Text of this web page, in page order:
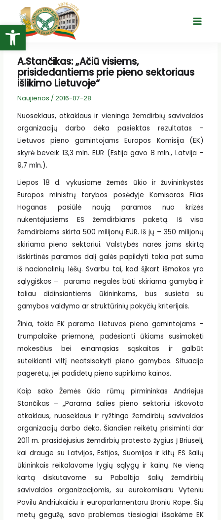
Open toolbar
turinio
Main
A.Stančikas: „Ačiū visiems,
prisidedantiems prie pieno sektoriaus
išlikimo Lietuvoje“
Naujienos / 2016-07-28
Nuoseklaus, atkaklaus ir vieningo žemdirbių savivaldos
organizacijų darbo dėka pasiektas rezultatas –
Lietuvos pieno gamintojams Europos Komisija (EK)
skyrė beveik 13,3 mln. EUR (Estija gavo 8 mln., Latvija –
9,7 mln.).
Liepos 18 d. vykusiame žemės ūkio ir žuvininkystės
Europos ministrų tarybos posėdyje Komisaras Filas
Hoganas pasiūlė naują paramos nuo krizės
nukentėjusiems ES žemdirbiams paketą. Iš viso
žemdirbiams skirta 500 milijonų EUR. Iš jų – 350 milijonų
skiriama pieno sektoriui. Valstybės narės joms skirtą
išskirtinės paramos dalį galės papildyti tokia pat suma
iš nacionalinių lėšų. Svarbu tai, kad šįkart išmokos yra
sąlygiškos – parama negalės būti skiriama gamybą ir
toliau didinsiantiems ūkininkams, bus susieta su
gamybos valdymo ar struktūrinių pokyčių kriterijais.
Žinia, tokia EK parama Lietuvos pieno gamintojams –
trumpalaikė priemonė, padėsianti ūkiams susimokėti
mokesčius bei einamąsias sąskaitas ir galbūt
suteikianti viltį neatsisakyti pieno gamybos. Situacija
pagerėtų, jei padidėtų pieno supirkimo kainos.
Kaip sako Žemės ūkio rūmų pirmininkas Andriejus
Stančikas – „Parama šalies pieno sektoriui iškovota
atkaklaus, nuoseklaus ir ryžtingo žemdirbių savivaldos
organizacijų darbo dėka. Šiandien reikėtų prisiminti dar
2011 m. prasidėjusius žemdirbių protesto žygius į Briuselį,
kai drauge su Latvijos, Estijos, Suomijos ir kitų ES šalių
ūkininkais reikalavome lygių sąlygų ir kainų. Ne vieną
kartą diskutavome su Pabaltijo šalių žemdirbių
savivaldos organizacijomis, su eurokomisaru Vyteniu
Povilu Andriukaičiu ir europarlamentaru Broniu Rope. Šių
metų gegužę, savo problemas tiesiogiai išsakėme EK